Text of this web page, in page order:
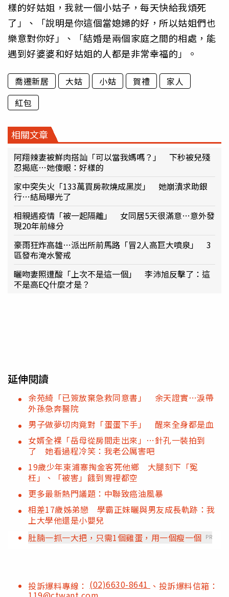
樣的好姑姐，我就一個小姑子，每天快給我煩死
了」、「說明是你這個當媳婦的好，所以姑姐們也
樂意對你好」、「結婚是兩個家庭之間的相處，能
遇到好婆婆和好姑姐的人都是非常幸福的」。
喬遷新居 大姑 小姑 賀禮
家人
紅包
相關文章
阿翔辣妻被鮮肉搭訕「可以當我媽嗎？」 下秒被兒殘
忍揭底…她傻眼：好樣的
家中突失火「133萬買房款燒成黑炭」 她崩潰求助銀
行…結局曝光了
相親遇疫情「被一起隔離」 女同居5天很滿意…意外發
現20年前緣分
豪雨狂炸高雄…派出所前馬路「冒2人高巨大噴泉」 3
區發布淹水警戒
曬吻妻照遭酸「上次不是這一個」 李沛旭反擊了：這
不是高EQ什麼才是？
延伸閱讀
余苑綺「已簽放棄急救同意書」 余天證實⋯淚帶
外孫急奔醫院
男子做夢切肉竟對「蛋蛋下手」 醒來全身都是血
女婿全裸「岳母從房間走出來」⋯針孔一裝拍到
了 她看過程冷笑：我老公厲害吧
19歲少年柬浦寨掏金客死他鄉 大腿刻下「冤
枉」、「被害」餓到胃裡都空
更多最新熱門議題：中聯致癌油風暴
相差17歲姊弟戀 學霸正妹曬與男友成長軌跡：我
上大學他還是小嬰兒
肚腩一抓一大把，只需1個雞蛋，用一個瘦一個 PR
投訴爆料專線： (02)6630-8641 、投訴爆料信箱：